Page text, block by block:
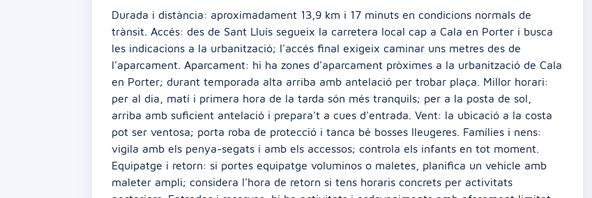
Durada i distància: aproximadament 13,9 km i 17 minuts en condicions normals de
trànsit. Accés: des de Sant Lluís segueix la carretera local cap a Cala en Porter i busca
les indicacions a la urbanització; l'accés final exigeix caminar uns metres des de
l'aparcament. Aparcament: hi ha zones d'aparcament pròximes a la urbanització de Cala
en Porter; durant temporada alta arriba amb antelació per trobar plaça. Millor horari:
per al dia, matí i primera hora de la tarda són més tranquils; per a la posta de sol,
arriba amb suficient antelació i prepara't a cues d'entrada. Vent: la ubicació a la costa
pot ser ventosa; porta roba de protecció i tanca bé bosses lleugeres. Famílies i nens:
vigila amb els penya-segats i amb els accessos; controla els infants en tot moment.
Equipatge i retorn: si portes equipatge voluminos o maletes, planifica un vehicle amb
maleter ampli; considera l'hora de retorn si tens horaris concrets per activitats